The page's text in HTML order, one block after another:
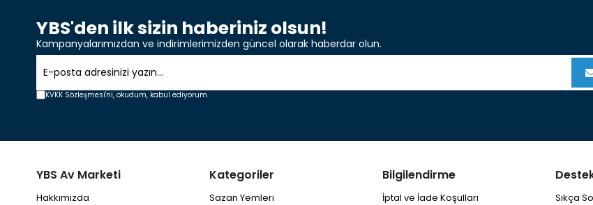
YBS'den ilk sizin haberiniz olsun!
Kampanyalarımızdan ve indirimlerimizden güncel olarak haberdar olun.
KVKK Sözleşmesi'ni, okudum, kabul ediyorum.
YBS Av Marketi
Hakkımızda
Kategoriler
Sazan Yemleri
Bilgilendirme
İptal ve İade Koşulları
Sıkça